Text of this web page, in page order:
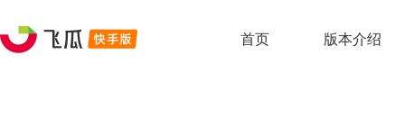
首页 版本介绍